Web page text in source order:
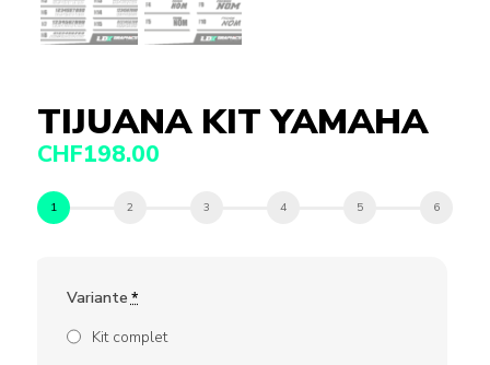
TIJUANA KIT YAMAHA
CHF198.00
Variante *
Kit complet